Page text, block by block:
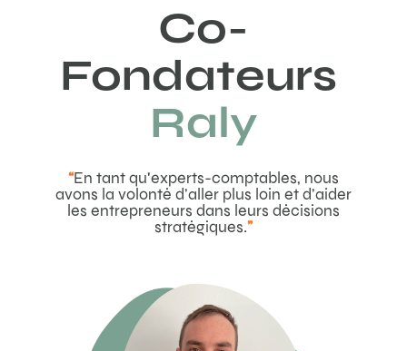
Co-
Fondateurs
Raly
“En tant qu'experts-comptables, nous
avons la volonté d’aller plus loin et d’aider
les entrepreneurs dans leurs décisions
stratégiques.”